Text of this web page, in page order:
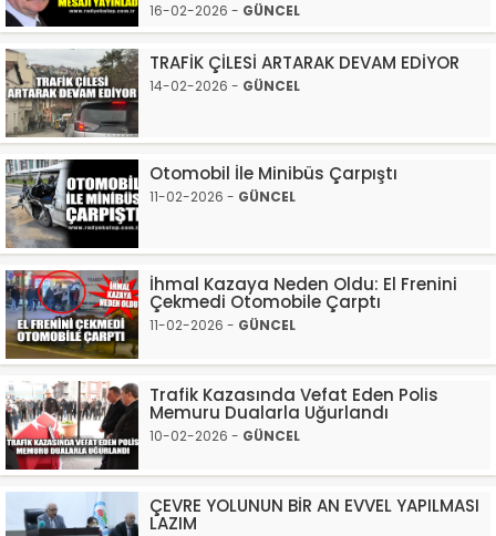
16-02-2026 - GÜNCEL
TRAFİK ÇİLESİ ARTARAK DEVAM EDİYOR
14-02-2026 - GÜNCEL
Otomobil İle Minibüs Çarpıştı
11-02-2026 - GÜNCEL
İhmal Kazaya Neden Oldu: El Frenini
Çekmedi Otomobile Çarptı
11-02-2026 - GÜNCEL
Trafik Kazasında Vefat Eden Polis
Memuru Dualarla Uğurlandı
10-02-2026 - GÜNCEL
ÇEVRE YOLUNUN BİR AN EVVEL YAPILMASI
LAZIM